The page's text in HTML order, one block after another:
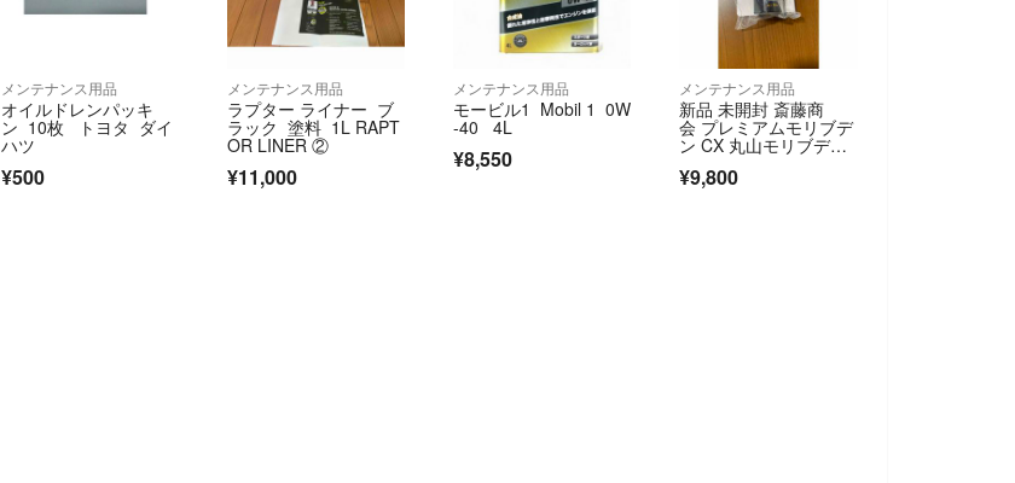
メンテナンス用品
オイルドレンパッキ
ン 10枚 トヨタ ダイ
ハツ
¥500
メンテナンス用品
ラプター ライナー ブ
ラック 塗料 1L RAPT
OR LINER ②
¥11,000
メンテナンス用品
モービル1 Mobil 1 0W
-40 4L
¥8,550
メンテナンス用品
新品 未開封 斎藤商
会 プレミアムモリブデ
ン CX 丸山モリブデ
¥9,800